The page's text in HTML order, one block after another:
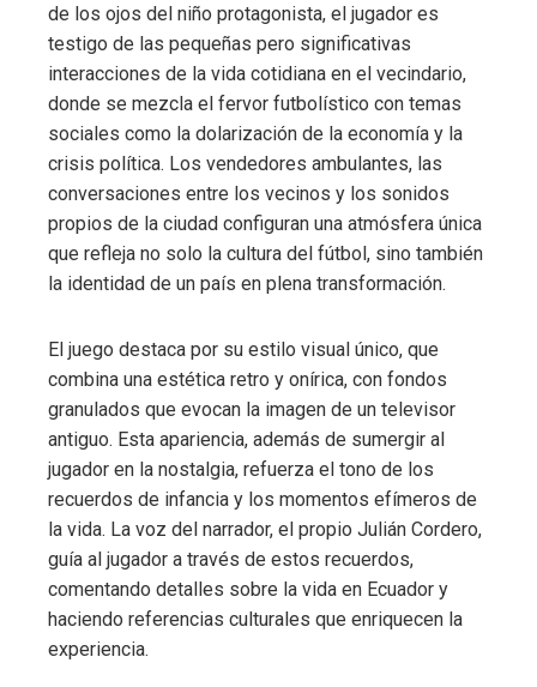
de los ojos del niño protagonista, el jugador es
testigo de las pequeñas pero significativas
interacciones de la vida cotidiana en el vecindario,
donde se mezcla el fervor futbolístico con temas
sociales como la dolarización de la economía y la
crisis política. Los vendedores ambulantes, las
conversaciones entre los vecinos y los sonidos
propios de la ciudad configuran una atmósfera única
que refleja no solo la cultura del fútbol, sino también
la identidad de un país en plena transformación.
El juego destaca por su estilo visual único, que
combina una estética retro y onírica, con fondos
granulados que evocan la imagen de un televisor
antiguo. Esta apariencia, además de sumergir al
jugador en la nostalgia, refuerza el tono de los
recuerdos de infancia y los momentos efímeros de
la vida. La voz del narrador, el propio Julián Cordero,
guía al jugador a través de estos recuerdos,
comentando detalles sobre la vida en Ecuador y
haciendo referencias culturales que enriquecen la
experiencia.